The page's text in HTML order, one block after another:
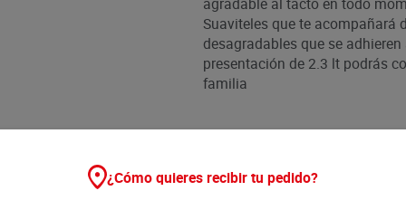
Suaviteles que te acompañará
desagradables que se
presentación de 2.3 lt podrás
familia
¿Cómo quieres recibir tu pedido?